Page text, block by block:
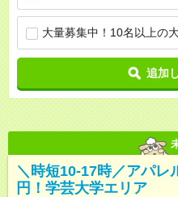
大量募集中！10名以上の
追加
＼時短10-17時／アパレ
円！学芸大学エリア